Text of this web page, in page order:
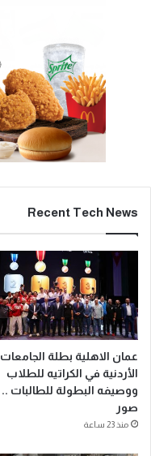
Recent Tech News
عمان الاهلية بطلة الجامعات
الأردنية في الكراتيه للطلاب
ووصيفه البطولة للطالبات ..
صور
منذ 23 ساعة